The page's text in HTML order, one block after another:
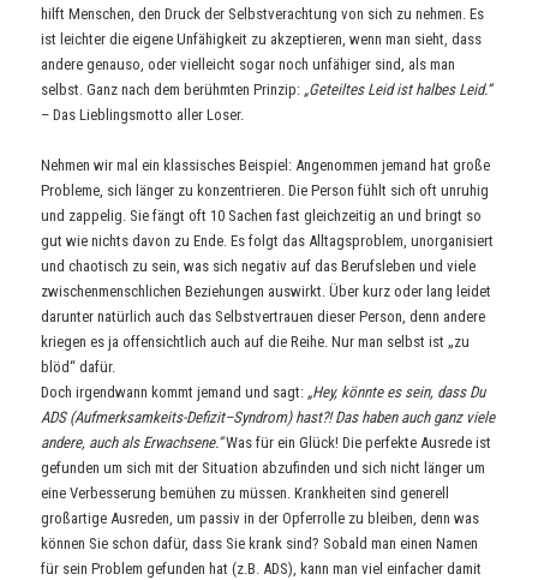
hilft Menschen, den Druck der Selbstverachtung von sich zu nehmen. Es
ist leichter die eigene Unfähigkeit zu akzeptieren, wenn man sieht, dass
andere genauso, oder vielleicht sogar noch unfähiger sind, als man
selbst. Ganz nach dem berühmten Prinzip: „Geteiltes Leid ist halbes Leid.“
– Das Lieblingsmotto aller Loser.
Nehmen wir mal ein klassisches Beispiel: Angenommen jemand hat große
Probleme, sich länger zu konzentrieren. Die Person fühlt sich oft unruhig
und zappelig. Sie fängt oft 10 Sachen fast gleichzeitig an und bringt so
gut wie nichts davon zu Ende. Es folgt das Alltagsproblem, unorganisiert
und chaotisch zu sein, was sich negativ auf das Berufsleben und viele
zwischenmenschlichen Beziehungen auswirkt. Über kurz oder lang leidet
darunter natürlich auch das Selbstvertrauen dieser Person, denn andere
kriegen es ja offensichtlich auch auf die Reihe. Nur man selbst ist „zu
blöd“ dafür.
Doch irgendwann kommt jemand und sagt: „Hey, könnte es sein, dass Du
ADS (Aufmerksamkeits-Defizit–Syndrom) hast?! Das haben auch ganz viele
andere, auch als Erwachsene.“Was für ein Glück! Die perfekte Ausrede ist
gefunden um sich mit der Situation abzufinden und sich nicht länger um
eine Verbesserung bemühen zu müssen. Krankheiten sind generell
großartige Ausreden, um passiv in der Opferrolle zu bleiben, denn was
können Sie schon dafür, dass Sie krank sind? Sobald man einen Namen
für sein Problem gefunden hat (z.B. ADS), kann man viel einfacher damit